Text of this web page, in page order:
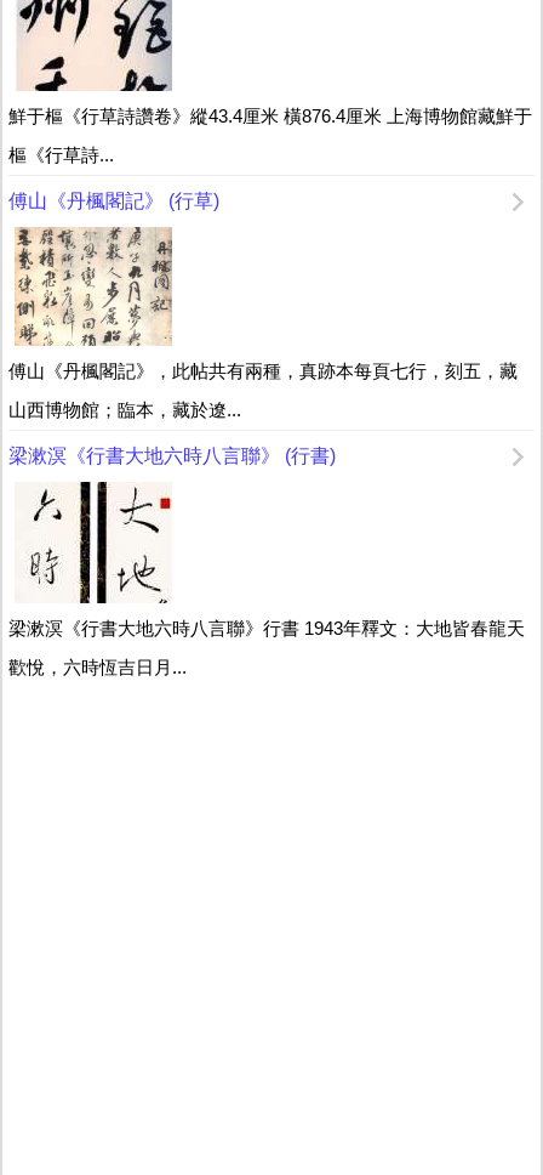
鮮于樞《行草詩讚卷》縱43.4厘米 橫876.4厘米 上海博物館藏鮮于
樞《行草詩...
傅山《丹楓閣記》 (行草)
傅山《丹楓閣記》，此帖共有兩種，真跡本每頁七行，刻五，藏
山西博物館；臨本，藏於遼...
梁漱溟《行書大地六時八言聯》 (行書)
梁漱溟《行書大地六時八言聯》行書 1943年釋文：大地皆春龍天
歡悅，六時恆吉日月...